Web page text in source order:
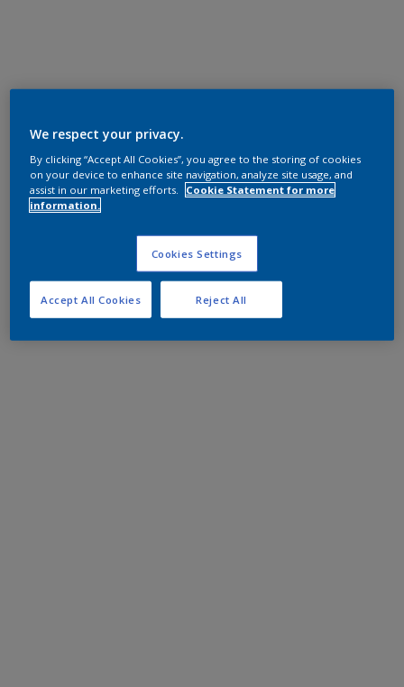
We respect your privacy.
By clicking “Accept All Cookies”, you agree to the storing of cookies
on your device to enhance site navigation, analyze site usage, and
assist in our marketing efforts.
Cookie Statement for more
information.
Cookies Settings
Reject All
Accept All Cookies